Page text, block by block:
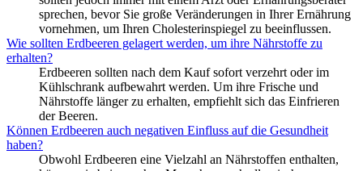
sprechen, bevor Sie große Veränderungen in Ihrer Ernährung
vornehmen, um Ihren Cholesterinspiegel zu beeinflussen.
Wie sollten Erdbeeren gelagert werden, um ihre Nährstoffe zu
erhalten?
Erdbeeren sollten nach dem Kauf sofort verzehrt oder im
Kühlschrank aufbewahrt werden. Um ihre Frische und
Nährstoffe länger zu erhalten, empfiehlt sich das Einfrieren
der Beeren.
Können Erdbeeren auch negativen Einfluss auf die Gesundheit
haben?
Obwohl Erdbeeren eine Vielzahl an Nährstoffen enthalten,